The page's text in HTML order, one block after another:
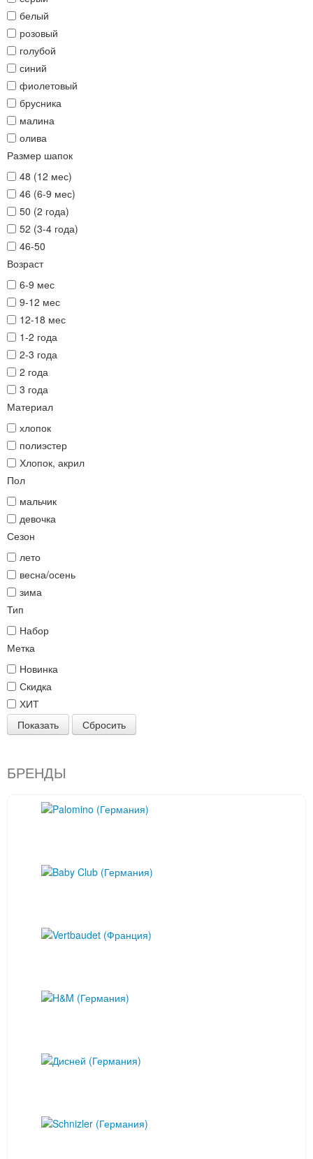
белый
розовый
голубой
синий
фиолетовый
брусника
малина
олива
Размер шапок
48 (12 мес)
46 (6-9 мес)
50 (2 года)
52 (3-4 года)
46-50
Возраст
6-9 мес
9-12 мес
12-18 мес
1-2 года
2-3 года
2 года
3 года
Материал
хлопок
полиэстер
Хлопок, акрил
Пол
мальчик
девочка
Сезон
лето
весна/осень
зима
Тип
Набор
Метка
Новинка
Скидка
ХИТ
Показать
Сбросить
БРЕНДЫ